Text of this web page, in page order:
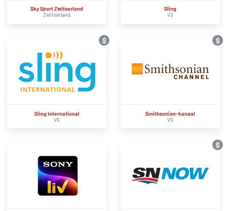
Sky Sport Zwitserland
Zwitserland
Sling
VS
$
Sling International
VS
$
Smithsonian-kanaal
VS
$